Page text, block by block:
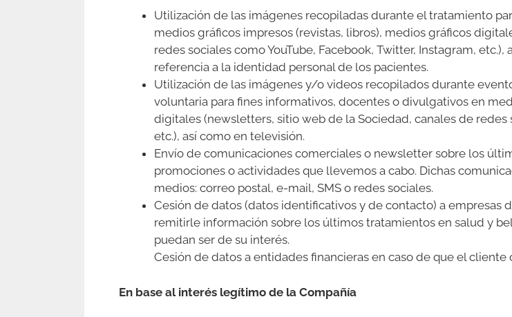
Utilización de las imágenes recopiladas durante el tratamiento
medios gráficos impresos (revistas, libros), medios gráficos
redes sociales como YouTube, Facebook, Twitter, Instagram,
referencia a la identidad personal de los pacientes.
Utilización de las imágenes y/o videos recopilados durante
voluntaria para fines informativos, docentes o divulgativos en
digitales (newsletters, sitio web de la Sociedad, canales de redes
etc.), así como en televisión.
Envío de comunicaciones comerciales o newsletter sobre los
promociones o actividades que llevemos a cabo. Dichas
medios: correo postal, e-mail, SMS o redes sociales.
Cesión de datos (datos identificativos y de contacto) a empresas
remitirle información sobre los últimos tratamientos en salud y
puedan ser de su interés.
Cesión de datos a entidades financieras en caso de que el
En base al interés legítimo de la Compañía